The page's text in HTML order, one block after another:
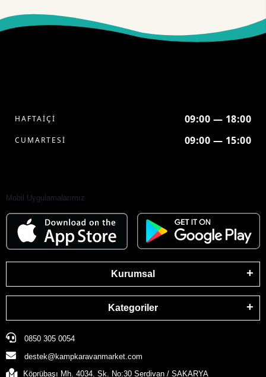
HAFTAİÇİ 09:00 — 18:00
CUMARTESİ 09:00 — 15:00
Mobil Uygulamalarımız
Kurumsal
Kategoriler
0850 305 0054
destek@kampkaravanmarket.com
Köprübaşı Mh. 4034. Sk. No:30 Serdivan / SAKARYA